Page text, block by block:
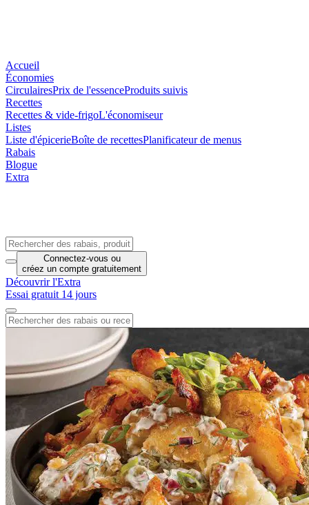
Accueil
Économies
CirculairesPrix de l'essenceProduits suivis
Recettes
Recettes & vide-frigoL'économiseur
Listes
Liste d'épicerieBoîte de recettesPlanificateur de menus
Rabais
Blogue
Extra
Connectez-vous ou
créez un compte gratuitement
Découvrir l'Extra
Essai gratuit 14 jours